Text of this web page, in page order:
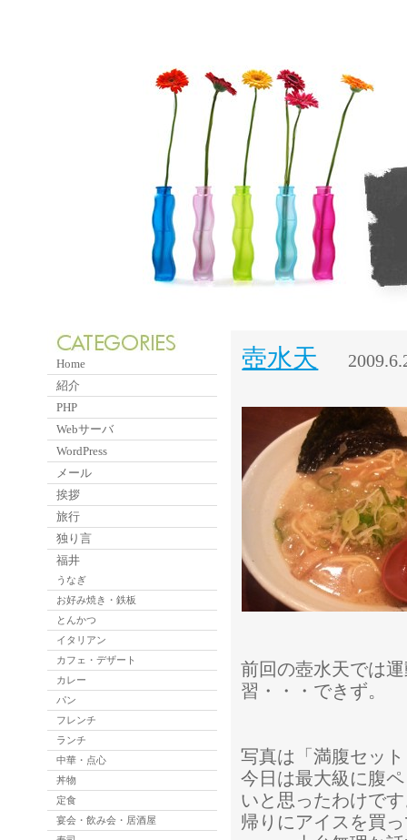
壺水天
前回の壺水天では
習・・・できず。
写真は「満腹セッ
今日は最大級に腹
いと思ったわけで
帰りにアイスを買
Home
紹介
PHP
Webサーバ
WordPress
メール
挨拶
旅行
独り言
福井
うなぎ
お好み焼き・鉄板
とんかつ
イタリアン
カフェ・デザート
カレー
パン
フレンチ
ランチ
中華・点心
丼物
定食
宴会・飲み会・居酒屋